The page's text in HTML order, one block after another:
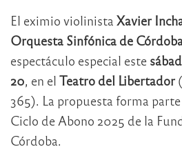
El eximio violinista Xavier
Orquesta Sinfónica de
espectáculo especial este
20, en el Teatro del Libertador
365). La propuesta forma
Ciclo de Abono 2025 de la
Córdoba.